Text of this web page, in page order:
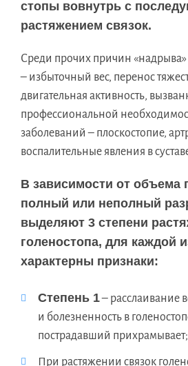
стопы вовнутрь с
растяжением связок.
Среди прочих причин «надрыва»
– избыточный вес, перенос
двигательная активность,
профессиональной
заболеваний – плоскостопие,
воспалительные явления в
В зависимости от объема
полный или неполный
выделяют 3 степени
голеностопа, для каждой
характерны признаки:
Степень 1– расслаивание
и болезненность в
пострадавший прихрамывает;
При растяжении связок